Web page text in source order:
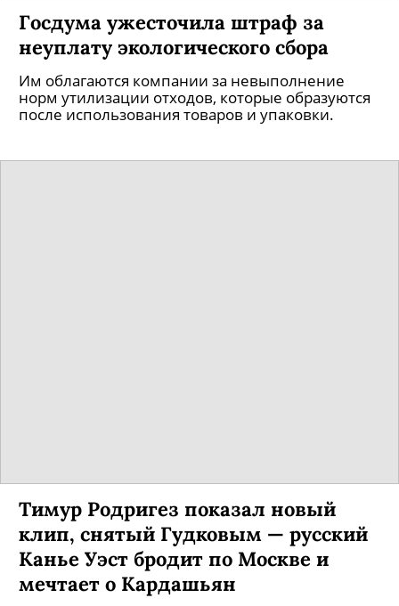
Госдума ужесточила штраф за
неуплату экологического сбора
Им облагаются компании за невыполнение
норм утилизации отходов, которые образуются
после использования товаров и упаковки.
Тимур Родригез показал новый
клип, снятый Гудковым — русский
Канье Уэст бродит по Москве и
мечтает о Кардашьян